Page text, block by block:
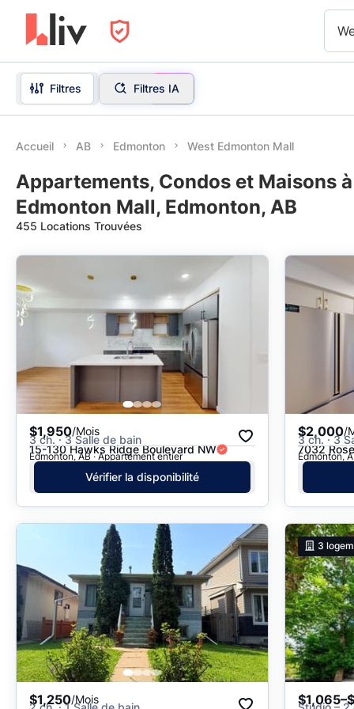
Filtres Filtres IA
Accueil AB Edmonton West Edmonton Mall
Appartements, Condos et Maisons
Edmonton Mall, Edmonton, AB
455 Locations Trouvées
$1,950/Mois
3 ch. · 3 Salle de bain
15-130 Hawks Ridge Boulevard NW
Edmonton, AB · Appartement entier
Vérifier la disponibilité
$2,000/
3 ch. · 3
7032
Edmonton,
$1,250/Mois
3